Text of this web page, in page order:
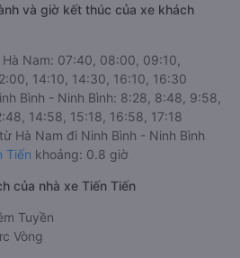
và giờ kết thúc của xe khách
Nam: 07:40, 08:00, 09:10,
14:10, 14:30, 16:10, 16:30
Bình - Ninh Bình: 8:28, 8:48, 9:58,
14:58, 15:18, 16:58, 17:18
Hà Nam đi Ninh Bình - Ninh Bình
Tiến khoảng: 0.8 giờ
của nhà xe Tiến Tiến
Tuyền
Vòng